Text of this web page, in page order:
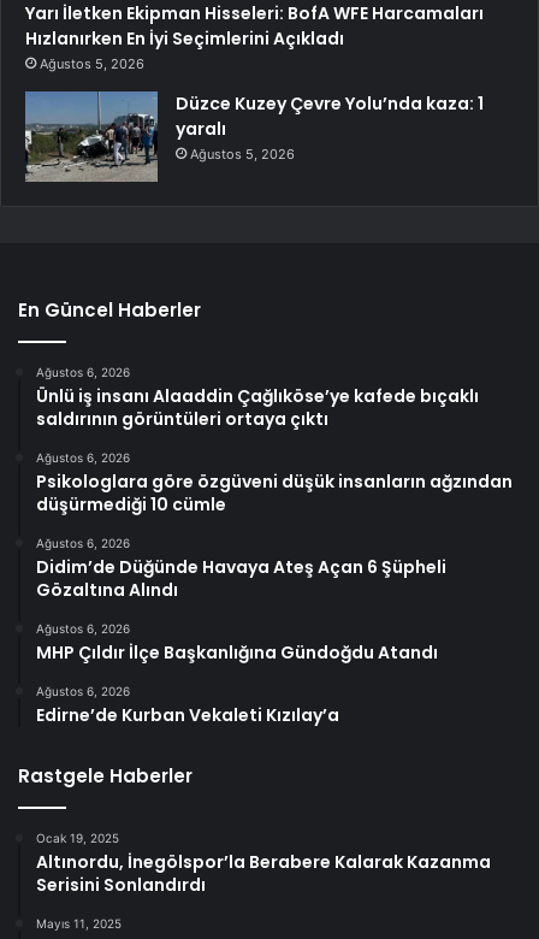
Yarı İletken Ekipman Hisseleri: BofA WFE Harcamaları
Hızlanırken En İyi Seçimlerini Açıkladı
Ağustos 5, 2026
Düzce Kuzey Çevre Yolu’nda kaza: 1
yaralı
Ağustos 5, 2026
En Güncel Haberler
Ağustos 6, 2026
Ünlü iş insanı Alaaddin Çağlıköse’ye kafede bıçaklı
saldırının görüntüleri ortaya çıktı
Ağustos 6, 2026
Psikologlara göre özgüveni düşük insanların ağzından
düşürmediği 10 cümle
Ağustos 6, 2026
Didim’de Düğünde Havaya Ateş Açan 6 Şüpheli
Gözaltına Alındı
Ağustos 6, 2026
MHP Çıldır İlçe Başkanlığına Gündoğdu Atandı
Ağustos 6, 2026
Edirne’de Kurban Vekaleti Kızılay’a
Rastgele Haberler
Ocak 19, 2025
Altınordu, İnegölspor’la Berabere Kalarak Kazanma
Serisini Sonlandırdı
Mayıs 11, 2025